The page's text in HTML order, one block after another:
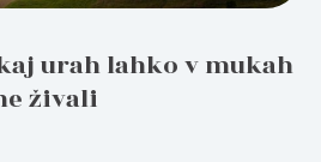
urah lahko v mukah
živali